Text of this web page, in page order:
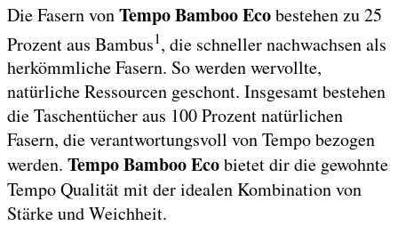
Die Fasern vonTempo Bamboo Ecobestehen zu 25
Prozent aus Bambus1, die schneller nachwachsen als
herkömmliche Fasern. So werden wervollte,
natürliche Ressourcen geschont. Insgesamt bestehen
die Taschentücher aus 100 Prozent natürlichen
Fasern, die verantwortungsvoll von Tempo bezogen
werden. Tempo Bamboo Ecobietet dir die gewohnte
Tempo Qualität mit der idealen Kombination von
Stärke und Weichheit.